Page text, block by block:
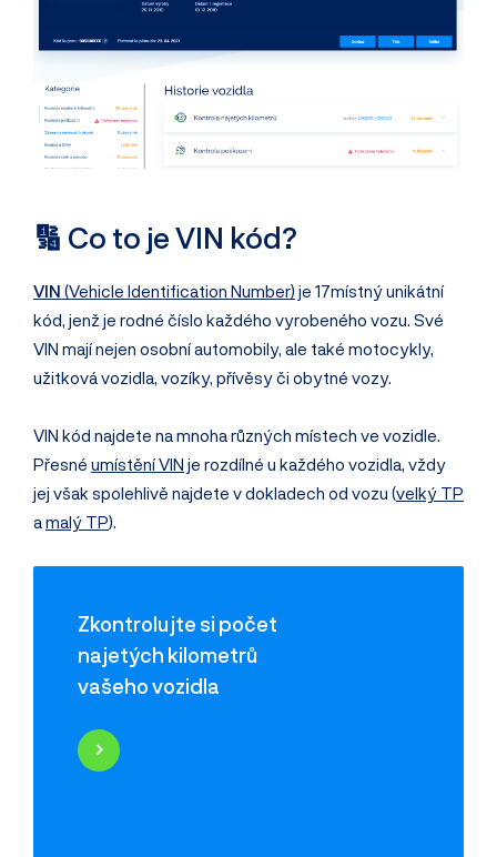
🔢 Co to je VIN kód?
VIN (Vehicle Identification Number) je 17místný unikátní
kód, jenž je rodné číslo každého vyrobeného vozu. Své
VIN mají nejen osobní automobily, ale také motocykly,
užitková vozidla, vozíky, přívěsy či obytné vozy.
VIN kód najdete na mnoha různých místech ve vozidle.
Přesné umístění VIN je rozdílné u každého vozidla, vždy
jej však spolehlivě najdete v dokladech od vozu (velký TP
amalý TP).
Zkontrolujte si počet
najetých kilometrů
vašeho vozidla
Najeté kilometry